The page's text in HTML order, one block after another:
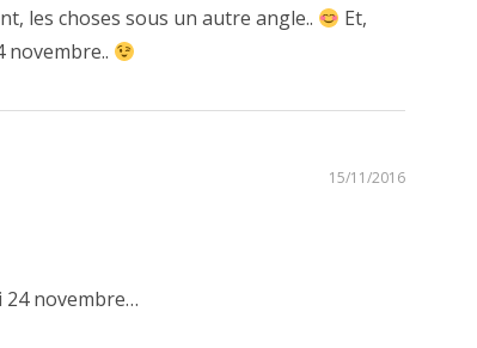
les choses sous un autre angle..
Et,
15/11/2016
24 novembre…